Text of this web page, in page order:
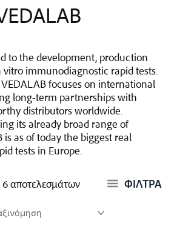
to the development, production
immunodiagnostic rapid tests.
focuses on international
long-term partnerships with
distributors worldwide.
its already broad range of
is as of today the biggest real
tests in Europe.
αποτελεσμάτων ΦΙΛΤΡΑ